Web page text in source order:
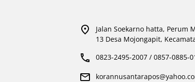
Jalan Soekarno hatta, Perum
13 Desa Mojongapit,
0823-2495-2007 / 0857-0885-